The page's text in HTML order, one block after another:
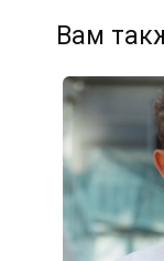
Вам